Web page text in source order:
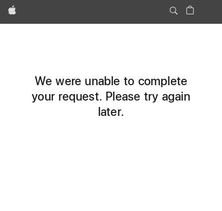
Apple
We were unable to complete
your request. Please try again
later.